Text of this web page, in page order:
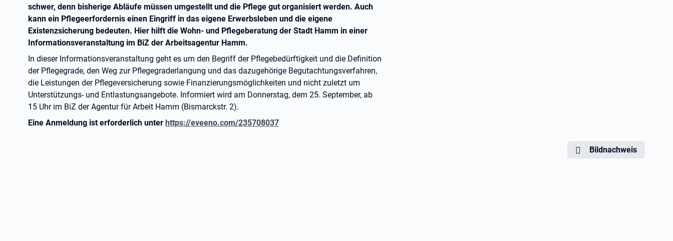
schwer, denn bisherige Abläufe müssen umgestellt und die Pflege gut organisiert werden. Auch
kann ein Pflegeerfordernis einen Eingriff in das eigene Erwerbsleben und die eigene
Existenzsicherung bedeuten. Hier hilft die Wohn- und Pflegeberatung der Stadt Hamm in einer
Informationsveranstaltung im BiZ der Arbeitsagentur Hamm.
In dieser Informationsveranstaltung geht es um den Begriff der Pflegebedürftigkeit und die Definition
der Pflegegrade, den Weg zur Pflegegraderlangung und das dazugehörige Begutachtungsverfahren,
die Leistungen der Pflegeversicherung sowie Finanzierungsmöglichkeiten und nicht zuletzt um
Unterstützungs- und Entlastungsangebote. Informiert wird am Donnerstag, dem 25. September, ab
15 Uhr im BiZ der Agentur für Arbeit Hamm (Bismarckstr. 2).
Eine Anmeldung ist erforderlich unter https://eveeno.com/235708037
Bildnachweis